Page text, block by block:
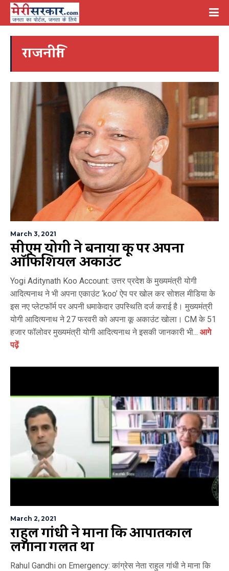
राजनीति
March 3, 2021
सीएम योगी ने बनाया कू पर अपना
ऑफिशियल अकाउंट
Yogi Aditynath Koo Account: उत्तर प्रदेश के मुख्यमंत्री योगी
आदित्यनाथ ने भी अपना एकाउंट ‘koo’ ऐप पर खोल कर सोशल मीडिया के
इस नए प्लेटफॉर्म पर अपनी धमाकेदार उपस्थिति दर्ज कराई है। मुख्यमंत्री
योगी आदित्यनाथ ने 27 फरवरी को अपना कू अकाउंट खोला। CM के 51
हजार फॉलोवर मुख्यमंत्री योगी आदित्यनाथ ने इसकी जानकारी भी... आगे
पढ़ें
March 2, 2021
राहुल गांधी ने माना कि आपातकाल
लगाना गलत था
Rahul Gandhi on Emergency: कांग्रेस नेता राहुल गांधी ने माना कि